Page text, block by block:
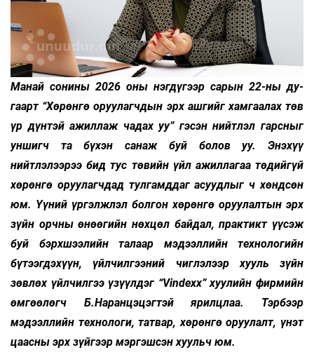
Манай сонины 2026 оны нэгдүгээр сарын 22-ны ду­­
гаарт “Хөрөнгө оруулагчдын эрх ашгийг хамгаалах төв
үр дүнтэй ажиллаж чадах уу” гэсэн нийтлэл гарсныг
уншигч та бүхэн санаж буй болов уу. Энэхүү
нийтлэлээрээ бид тус төвийн үйл ажиллагаа төдийгүй
хөрөнгө оруулагчдад тулгамддаг асуудлыг ч хөнд­сөн
юм. Үү­ний үргэлжлэл болгон хөрөнгө оруулалтын эрх
зүйн орчны өнөөгийн нөхцөл байдал, практикт үүсэж
буй бэрхшээлийн талаар мэдээллийн технологийн
бүтээгдэхүүн, үйлчилгээний чиглэлээр хууль зүйн
зөвлөх үйлчилгээ үзүүлдэг “Vindexx” хуулийн фирмийн
өмгөөлөгч Б.Наранцэцэгтэй ярилцлаа. Тэрбээр
мэдээллийн технологи, татвар, хөрөнгө оруулалт, үнэт
цаас­ны эрх зүйгээр мэргэшсэн хуульч юм.